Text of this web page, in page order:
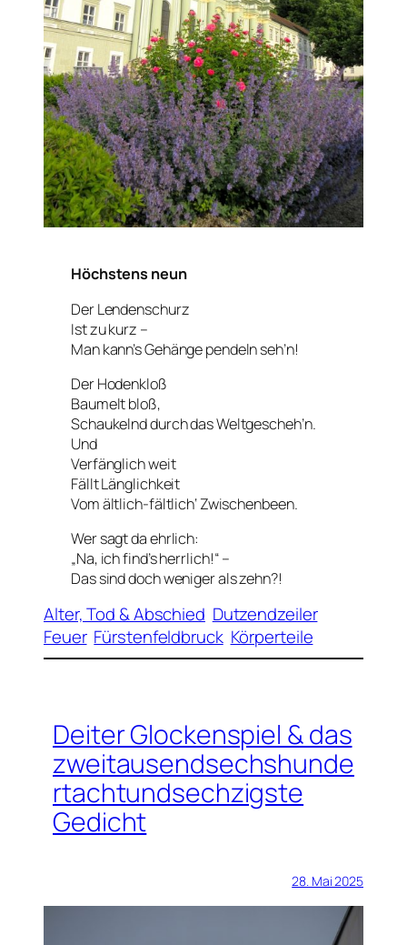
Höchstens neun
Der Lendenschurz
Ist zu kurz –
Man kann’s Gehänge pendeln seh’n!
Der Hodenkloß
Baumelt bloß,
Schaukelnd durch das Weltgescheh’n.
Und
Verfänglich weit
Fällt Länglichkeit
Vom ältlich-fältlich‘ Zwischenbeen.
Wer sagt da ehrlich:
„Na, ich find’s herrlich!“ –
Das sind doch weniger als zehn?!
Alter, Tod & Abschied Dutzendzeiler
Feuer Fürstenfeldbruck Körperteile
Deiter Glockenspiel & das
zweitausendsechshunde
rtachtundsechzigste
Gedicht
28. Mai 2025